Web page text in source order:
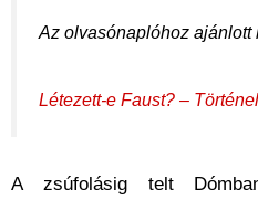
Az olvasónaplóhoz ajánlott
Létezett-e Faust? –
A zsúfolásig telt